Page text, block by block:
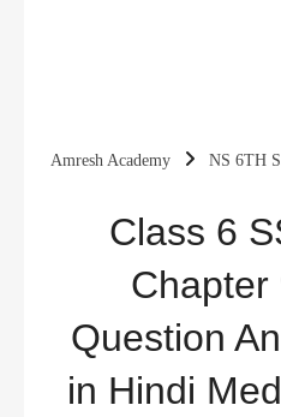
Amresh Academy NS 6TH
| NCERT SolutionsClass 6
Chapter
Question
in Hindi